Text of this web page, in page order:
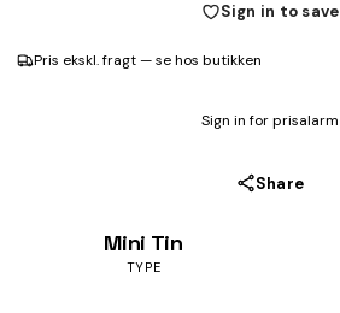
Sign in to save
Pris ekskl. fragt — se hos butikken
Sign in for prisalarm
Share
Mini Tin
TYPE